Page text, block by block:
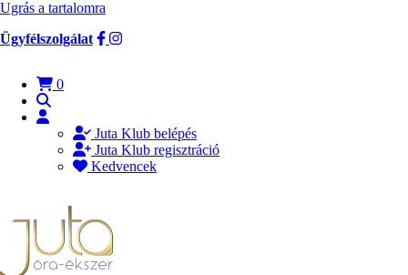
Ugrás a tartalomra
Ügyfélszolgálat
0
Juta Klub belépés
Juta Klub regisztráció
Kedvencek